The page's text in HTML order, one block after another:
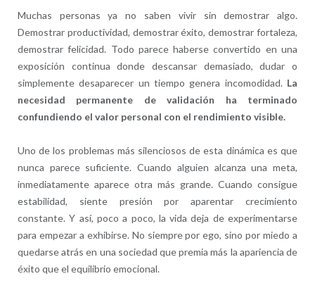
Muchas personas ya no saben vivir sin demostrar algo.
Demostrar productividad, demostrar éxito, demostrar fortaleza,
demostrar felicidad. Todo parece haberse convertido en una
exposición continua donde descansar demasiado, dudar o
simplemente desaparecer un tiempo genera incomodidad. La
necesidad permanente de validación ha terminado
confundiendo el valor personal con el rendimiento visible.
Uno de los problemas más silenciosos de esta dinámica es que
nunca parece suficiente. Cuando alguien alcanza una meta,
inmediatamente aparece otra más grande. Cuando consigue
estabilidad, siente presión por aparentar crecimiento
constante. Y así, poco a poco, la vida deja de experimentarse
para empezar a exhibirse. No siempre por ego, sino por miedo a
quedarse atrás en una sociedad que premia más la apariencia de
éxito que el equilibrio emocional.